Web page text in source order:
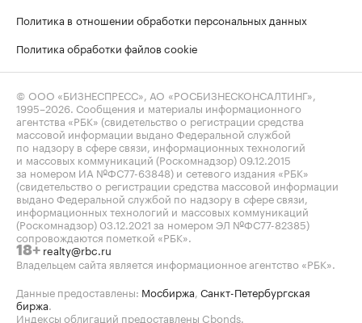
Политика в отношении обработки персональных данных
Политика обработки файлов cookie
© ООО «БИЗНЕСПРЕСС», АО «РОСБИЗНЕСКОНСАЛТИНГ»,
1995–2026 . Сообщения и материалы информационного
агентства «РБК» (свидетельство о регистрации средства
массовой информации выдано Федеральной службой
по надзору в сфере связи, информационных технологий
и массовых коммуникаций (Роскомнадзор) 09.12.2015
за номером ИА №ФС77-63848) и сетевого издания «РБК»
(свидетельство о регистрации средства массовой информации
выдано Федеральной службой по надзору в сфере связи,
информационных технологий и массовых коммуникаций
(Роскомнадзор) 03.12.2021 за номером ЭЛ №ФС77-82385)
сопровождаются пометкой «РБК».
18+ realty@rbc.ru
Владельцем сайта является информационное агентство «РБК».
Данные предоставлены: Мосбиржа Санкт-Петербургская
биржа
Индексы облигаций предоставлены Cbonds.